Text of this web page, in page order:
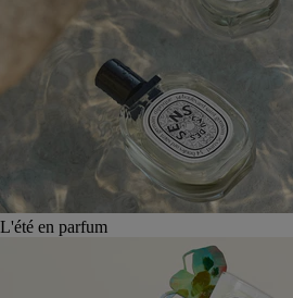
L'été en parfum